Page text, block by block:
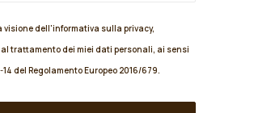
visione dell'informativa sulla privacy,
trattamento dei miei dati personali, ai sensi
del Regolamento Europeo 2016/679.